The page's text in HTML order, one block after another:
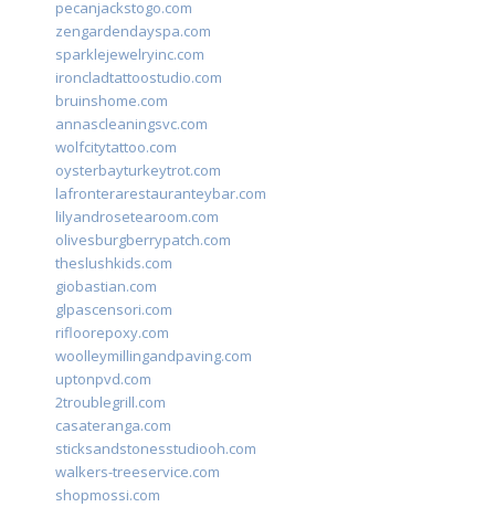
pecanjackstogo.com
zengardendayspa.com
sparklejewelryinc.com
ironcladtattoostudio.com
bruinshome.com
annascleaningsvc.com
wolfcitytattoo.com
oysterbayturkeytrot.com
lafronterarestauranteybar.com
lilyandrosetearoom.com
olivesburgberrypatch.com
theslushkids.com
giobastian.com
glpascensori.com
rifloorepoxy.com
woolleymillingandpaving.com
uptonpvd.com
2troublegrill.com
casateranga.com
sticksandstonesstudiooh.com
walkers-treeservice.com
shopmossi.com